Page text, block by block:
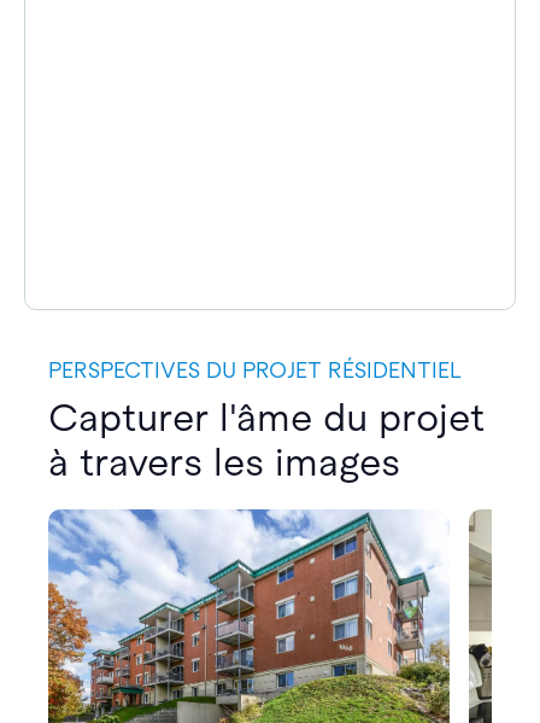
PERSPECTIVES DU PROJET RÉSIDENTIEL
Capturer l'âme du projet
à travers les images